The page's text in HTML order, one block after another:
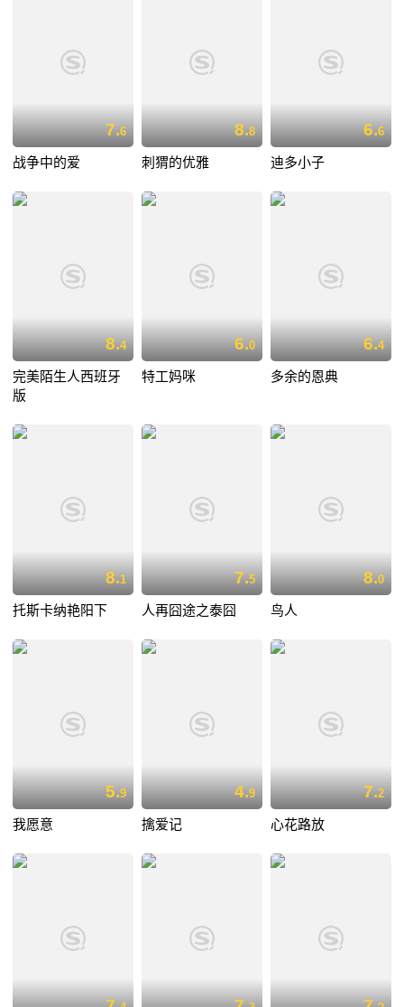
7.6
战争中的爱
8.8
刺猬的优雅
6.6
迪多小子
8.4
完美陌生人西班牙
版
6.0
特工妈咪
6.4
多余的恩典
8.1
托斯卡纳艳阳下
7.5
人再囧途之泰囧
8.0
鸟人
5.9
我愿意
4.9
擒爱记
7.2
心花路放